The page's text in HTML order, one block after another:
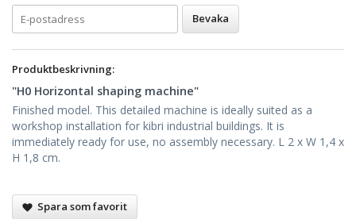
Bevaka
Produktbeskrivning:
"H0 Horizontal shaping machine"
Finished model. This detailed machine is ideally suited as a
workshop installation for kibri industrial buildings. It is
immediately ready for use, no assembly necessary. L 2 x W 1,4 x
H 1,8 cm.
Spara som favorit